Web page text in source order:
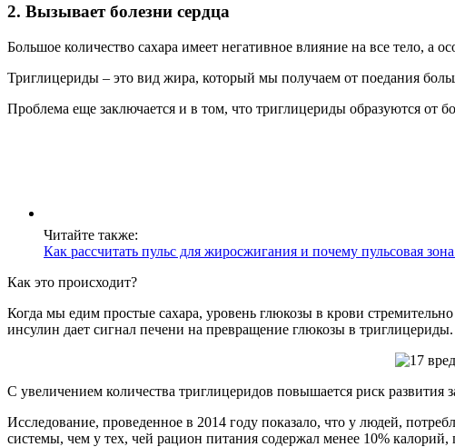
2. Вызывает болезни сердца
Большое количество сахара имеет негативное влияние на все тело, а
Триглицериды – это вид жира, который мы получаем от поедания
Проблема еще заключается и в том, что триглицериды образуются от
Читайте также:
Как рассчитать пульс для жиросжигания и почему пульсовая
Как это происходит?
Когда мы едим простые сахара, уровень глюкозы в крови
инсулин дает сигнал печени на превращение глюкозы в триглицериды.
С увеличением количества триглицеридов повышается риск развития
Исследование, проведенное в 2014 году показало, что у людей,
системы, чем у тех, чей рацион питания содержал менее 10% калорий,